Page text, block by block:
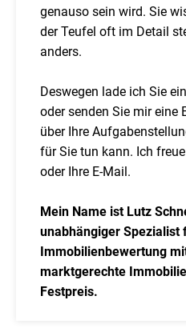
genauso sein wird. Sie
der Teufel oft im Detail
anders.
Deswegen lade ich Sie
oder senden Sie mir eine
über Ihre
für Sie tun kann. Ich
oder Ihre E-Mail.
Mein Name ist Lutz
unabhängiger Spezialist
Immobilienbewertung
marktgerechte
Festpreis.